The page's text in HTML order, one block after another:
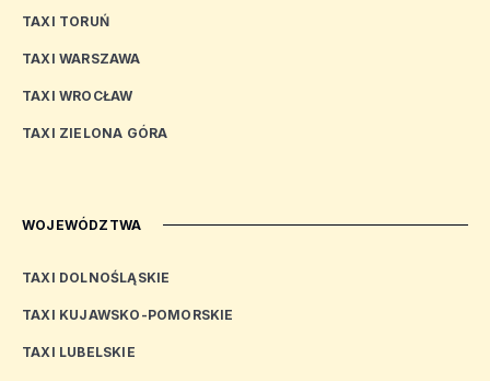
TAXI TORUŃ
TAXI WARSZAWA
TAXI WROCŁAW
TAXI ZIELONA GÓRA
WOJEWÓDZTWA
TAXI DOLNOŚLĄSKIE
TAXI KUJAWSKO-POMORSKIE
TAXI LUBELSKIE